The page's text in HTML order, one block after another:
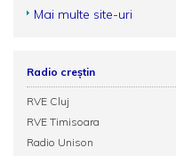
Mai multe site-uri
Radio creștin
RVE Cluj
RVE Timisoara
Radio Unison